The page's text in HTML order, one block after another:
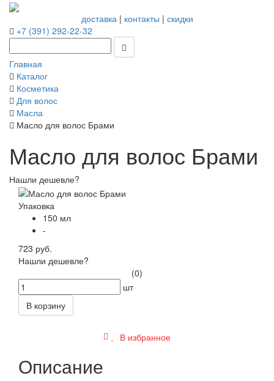
доставка| контакты | скидки
+7 (391) 292-22-32
Главная
Каталог
Косметика
Для волос
Масла
Масло для волос Брами
Масло для волос Брами
Нашли дешевле?
Упаковка
150 мл
-
723 руб.
Нашли дешевле?
(0)
шт
В корзину
В избранное
Описание